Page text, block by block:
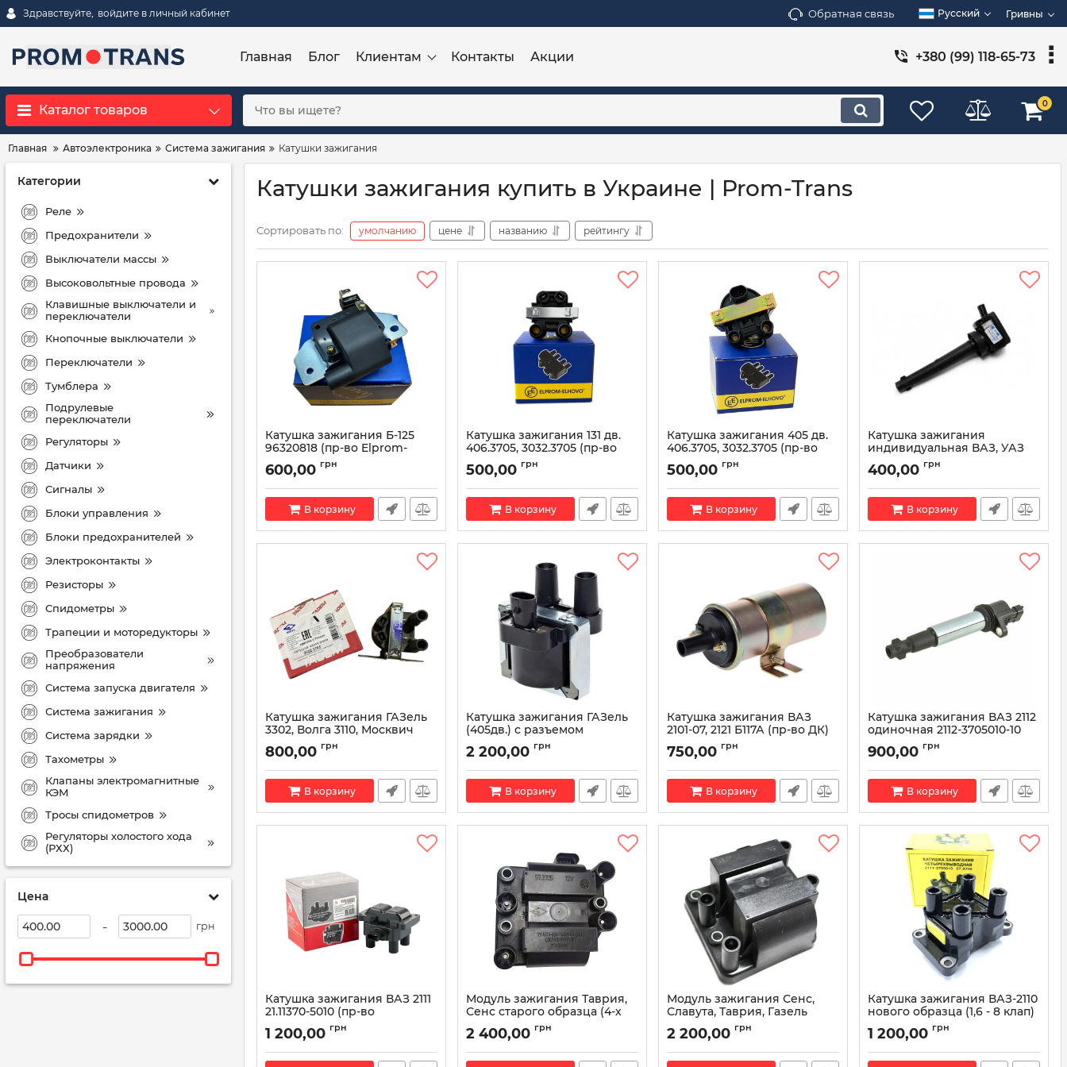
Здравствуйте, войдите в личный кабинет Обратная связь Русский Гривны
Главная Блог Клиентам Контакты Акции +380 (99) 118-65-73
Каталог товаров 0
Главная Автоэлектроника Система зажигания Катушки зажигания
Категории
Реле
Предохранители
Выключатели массы
Высоковольтные провода
Клавишные выключатели и
переключатели
Кнопочные выключатели
Переключатели
Тумблера
Подрулевые
переключатели
Регуляторы
Датчики
Сигналы
Блоки управления
Блоки предохранителей
Электроконтакты
Резисторы
Спидометры
Трапеции и моторедукторы
Преобразователи
напряжения
Система запуска двигателя
Система зажигания
Система зарядки
Тахометры
Клапаны электромагнитные
КЭМ
Тросы спидометров
Регуляторы холостого хода
(РХХ)
Цена
- грн
Катушки зажигания купить в Украине | Prom-Trans
Сортировать по: умолчанию цене названию рейтингу
Катушка зажигания Б-125
96320818 (пр-во Elprom-
Артикул: 96320818
600,00 грн
В корзину
Катушка зажигания 131 дв.
406.3705, 3032.3705 (пр-во
Elprom-Elhovo)
Артикул: 406.3705, 3032.3705
500,00 грн
В корзину
Катушка зажигания 405 дв.
406.3705, 3032.3705 (пр-во
Elprom-Elhovo)
Артикул: 406.3705, 3032.3705
500,00 грн
В корзину
Катушка зажигания
индивидуальная ВАЗ, УАЗ
405, 409 60.3705 (пр-во
МЗАТЭ)
Артикул: 60.3705
400,00 грн
В корзину
Катушка зажигания ГАЗель
3302, Волга 3110, Москвич
АЗЛК-2141 с дв.УЗАМ с БСЗ
3022.3705 (пр-во МЗАТЭ)
Артикул: 3022.3705
800,00 грн
В корзину
Катушка зажигания ГАЗель
(405дв.) с разъемом
405.3705-03 (пр-во СОАТЭ)
Артикул: 405.3705-03
2 200,00 грн
В корзину
Катушка зажигания ВАЗ
2101-07, 2121 Б117А (пр-во ДК)
Артикул: Б117А
750,00 грн
В корзину
Катушка зажигания ВАЗ 2112
одиночная 2112-3705010-10
(пр-во АвтоТрейд)
Артикул: 2112-3705010-10
900,00 грн
В корзину
Катушка зажигания ВАЗ 2111
21.11370-5010 (пр-во
АвтоTрейд)
Артикул: 21.11370-5010
1 200,00 грн
Модуль зажигания Таврия,
Сенс старого образца (4-х
контактный) 57.3705-01 (пр-
во Омега)
Артикул: 57.3705-01
2 400,00 грн
Модуль зажигания Сенс,
Славута, Таврия, Газель
бизнес 48.3705 (пр-во
Омега)
Артикул: 48.3705
2 200,00 грн
Катушка зажигания ВАЗ-2110
нового образца (1,6 - 8 клап)
(57.3705) 2111-3705010 (пр-во
Омега)
Артикул: 2111-3705010
1 200,00 грн